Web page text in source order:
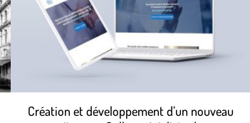
Création et développement d’un nouveau